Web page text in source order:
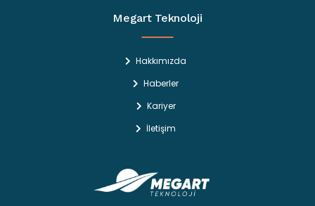
Megart Teknoloji
Hakkımızda
Haberler
Kariyer
İletişim